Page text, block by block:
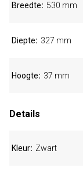
Breedte 530 mm
Diepte 327 mm
Hoogte 37 mm
Details
Kleur Zwart